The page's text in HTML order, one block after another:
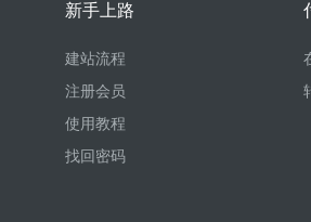
新手上路
建站流程
注册会员
使用教程
找回密码